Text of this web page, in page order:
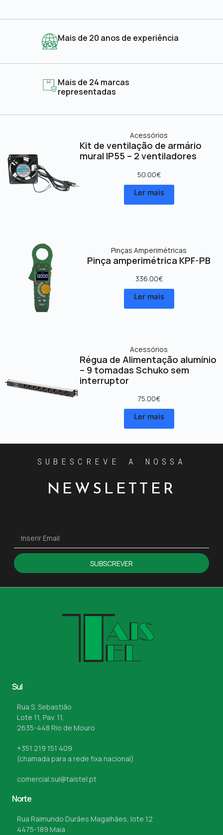
Mais de 20 anos de experiência
Mais de 24 marcas
representadas
Acessórios
Kit de ventilação de armário
mural IP55 – 2 ventiladores
50.00€
Ler mais
Pinças Amperimétricas
Pinça amperimétrica KPF-PB
336.00€
Ler mais
Acessórios
Régua de Alimentação alumínio
– 9 tomadas Schuko sem
interruptor
75.00€
Ler mais
SUBESCREVE A NOSSA
NEWSLETTER
SUBSCREVER
Sul
Rua S. Sebastião
Lote 11, Pav. 11,
2635-448 Rio de Mouro
+351 219 151 409
(chamada para a rede fixa nacional)
comercial.sul@taistel.pt
Norte
Rua Raimundo Durães Magalhães, lote 12
4475-189 Maia